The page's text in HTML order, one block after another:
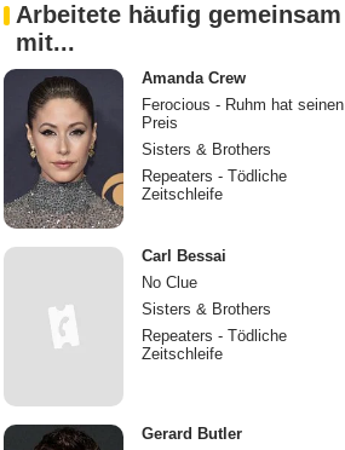
Arbeitete häufig gemeinsam
mit...
Amanda Crew
Ferocious - Ruhm hat seinen
Preis
Sisters & Brothers
Repeaters - Tödliche
Zeitschleife
Carl Bessai
No Clue
Sisters & Brothers
Repeaters - Tödliche
Zeitschleife
Gerard Butler